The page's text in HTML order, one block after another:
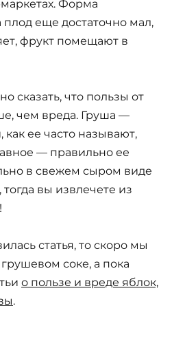
Форма
плод еще достаточно мал,
фрукт помещают в
сказать, что пользы от
чем вреда. Груша —
ее часто называют,
— правильно ее
в свежем сыром виде
вы извлечете из
статья, то скоро мы
соке, а пока
о пользе и вреде яблок,
.